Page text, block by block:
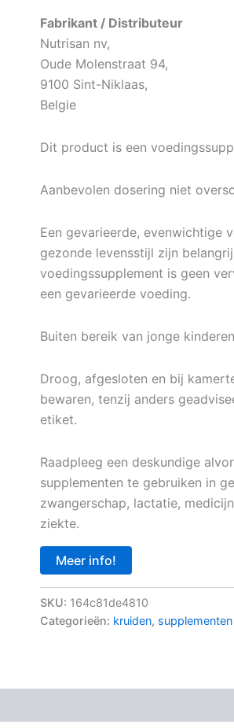
Fabrikant / Distributeur
Nutrisan nv,
Oude Molenstraat 94,
9100 Sint-Niklaas,
Belgie
Dit product is een
Aanbevolen dosering niet
Een gevarieerde, evenwichtige
gezonde levensstijl zijn
voedingssupplement is geen
een gevarieerde voeding.
Buiten bereik van jonge
Droog, afgesloten en bij
bewaren, tenzij anders
etiket.
Raadpleeg een deskundige
supplementen te gebruiken in
zwangerschap, lactatie,
ziekte.
Meer info!
SKU: 164c81de4810
Categorieën: kruiden, supplementen